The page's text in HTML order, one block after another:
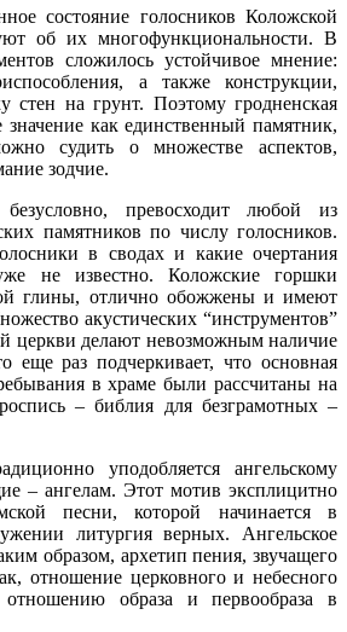
состояние голосников Коложской
об их многофункциональности. В
сложилось устойчивое мнение:
а также конструкции,
стен на грунт. Поэтому гродненская
значение как единственный памятник,
судить о множестве аспектов,
зодчие.
превосходит любой из
памятников по числу голосников.
в сводах и какие очертания
не известно. Коложские горшки
глины, отлично обожжены и имеют
акустических “инструментов”
церкви делают невозможным наличие
еще раз подчеркивает, что основная
в храме были рассчитаны на
– библия для безграмотных –
уподобляется ангельскому
– ангелам. Этот мотив эксплицитно
песни, которой начинается в
литургия верных. Ангельское
образом, архетип пения, звучащего
отношение церковного и небесного
отношению образа и первообраза в